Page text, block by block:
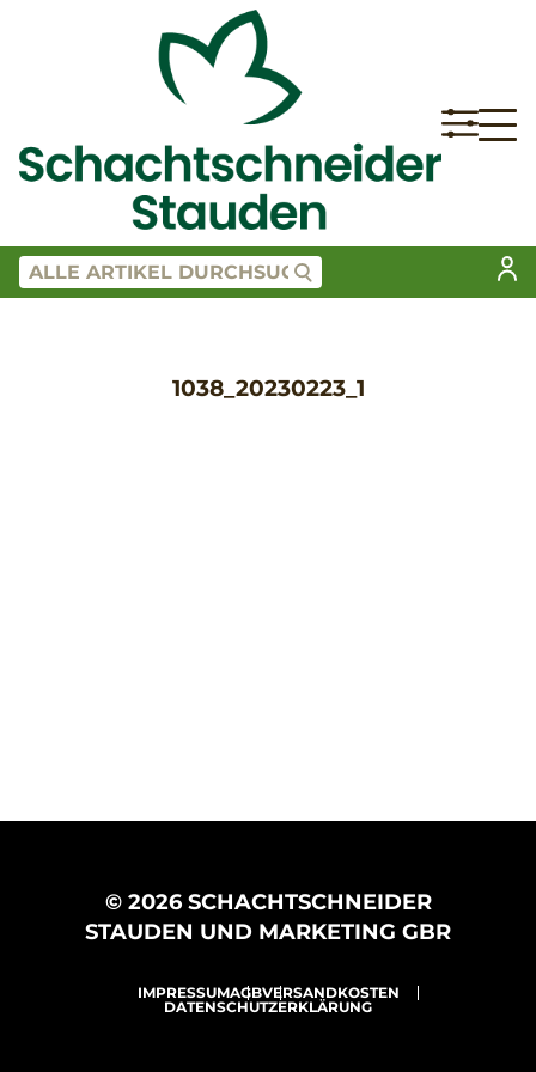
1038_20230223_1
© 2026 SCHACHTSCHNEIDER
STAUDEN UND MARKETING GBR
IMPRESSUMAGBVERSANDKOSTEN
DATENSCHUTZERKLÄRUNG